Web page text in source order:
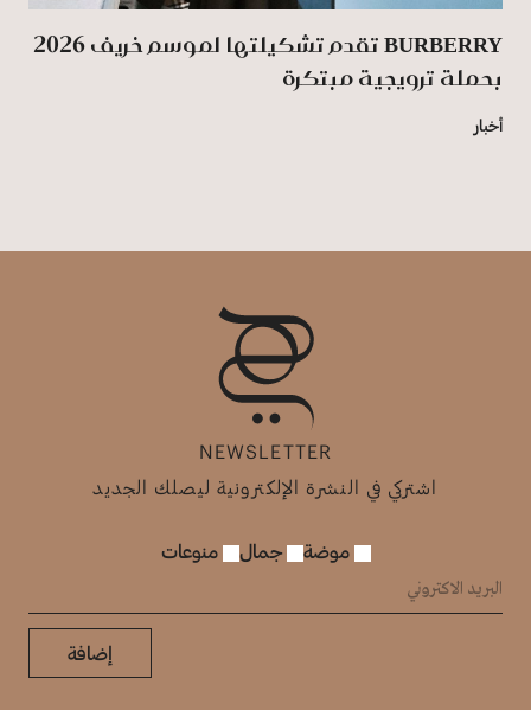
BURBERRY تقدم تشكيلتها لموسم خريف 2026
بحملة ترويجية مبتكرة
أخبار
NEWSLETTER
اشتركي في النشرة الإلكترونية ليصلك الجديد
موضة جمال منوعات
إضافة